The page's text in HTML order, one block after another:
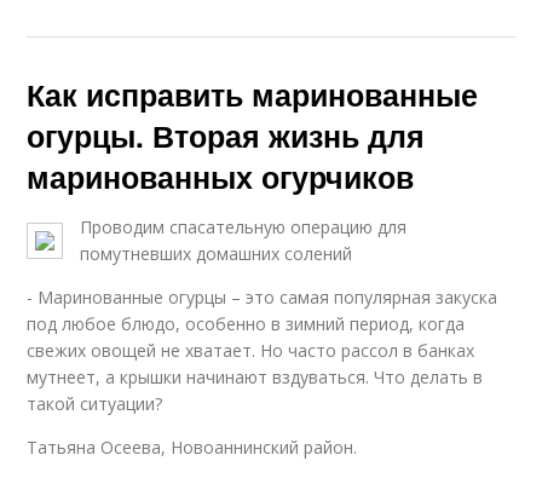
Как исправить маринованные
огурцы. Вторая жизнь для
маринованных огурчиков
Проводим спасательную операцию для
помутневших домашних солений
- Маринованные огурцы – это самая популярная закуска
под любое блюдо, особенно в зимний период, когда
свежих овощей не хватает. Но часто рассол в банках
мутнеет, а крышки начинают вздуваться. Что делать в
такой ситуации?
Татьяна Осеева, Новоаннинский район.